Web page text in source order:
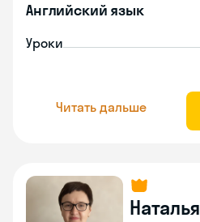
Английский язык
Уроки
Читать дальше
Наталья